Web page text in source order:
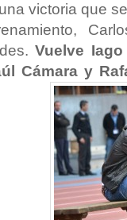
victoria que
Vuelve
Cámara y